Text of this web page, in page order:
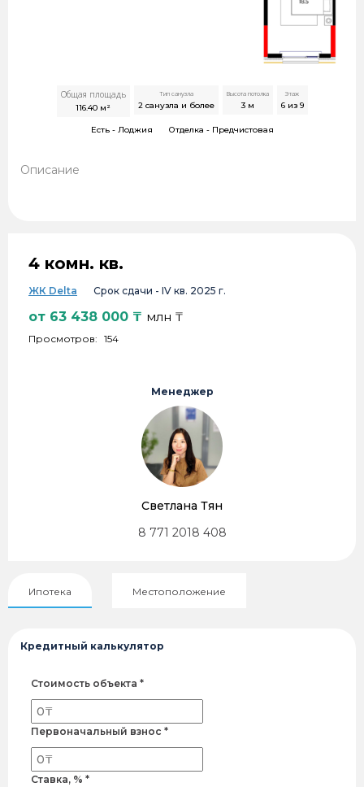
Общая площадь
116.40 м²
Тип санузла
2 санузла и более
Высота потолка
3м
Этаж
6 из 9
Есть - Лоджия Отделка - Предчистовая
Описание
4 комн. кв.
ЖК Delta Срок сдачи - IV кв. 2025 г.
от 63 438 000 ₸ млн ₸
Просмотров: 154
Менеджер
Светлана Тян
8 771 2018 408
Ипотека Местоположение
Кредитный калькулятор
Стоимость объекта *
Первоначальный взнос *
Ставка, % *